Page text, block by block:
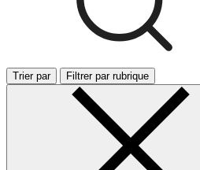
Trier par Filtrer par rubrique